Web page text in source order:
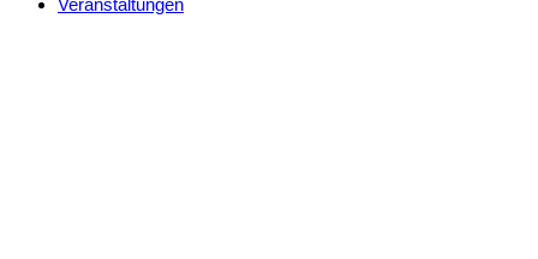
Veranstaltungen